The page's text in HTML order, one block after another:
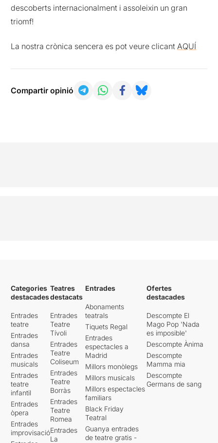
descoberts internacionalment i assoleixin un gran
triomf!
La nostra crònica sencera es pot veure clicant AQUÍ
Compartir opinió
Categories
destacades
Entrades
teatre
Entrades
dansa
Entrades
musicals
Entrades
teatre
infantil
Entrades
òpera
Entrades
improvisació
Teatres
destacats
Entrades
Teatre
Tívoli
Entrades
Teatre
Coliseum
Entrades
Teatre
Borràs
Entrades
Teatre
Romea
Entrades
La
Entrades
Abonaments
teatrals
Tiquets Regal
Entrades
espectacles a
Madrid
Millors monòlegs
Millors musicals
Millors espectacles
familiars
Black Friday
Teatral
Guanya entrades
de teatre gratis -
Ofertes
destacades
Descompte El
Mago Pop 'Nada
es imposible'
Descompte Ànima
Descompte
Mamma mia
Descompte
Germans de sang